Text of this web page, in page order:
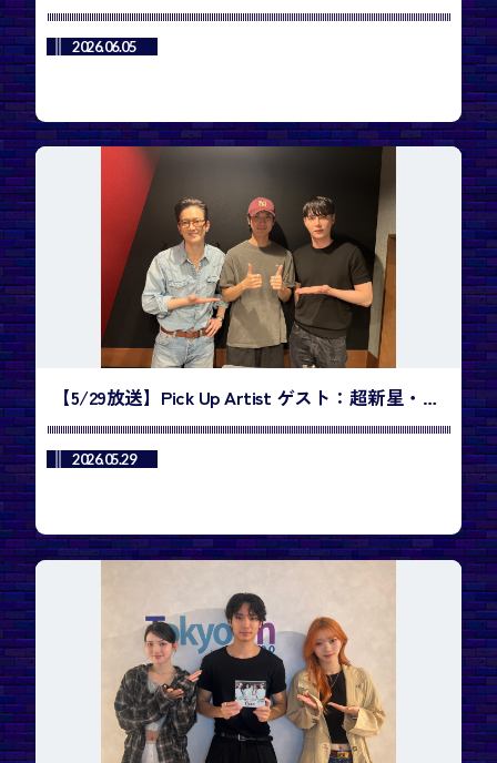
Kurumiさん、Harinさん／今週のランキング1位
は、BTS「SWIM」
2026.06.05
【5/29放送】Pick Up Artist ゲスト：超新星・
KwangSooさん、JiHyukさん／今週のランキング
1位は、SHOWNU X HYUNGWON「Do You Love
2026.05.29